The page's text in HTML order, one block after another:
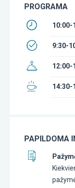
PROGRAMA
10:00-
9:30-
12:00-
14:30-
PAPILDOMA